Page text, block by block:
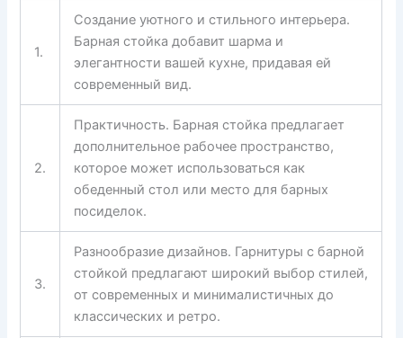
1.
Создание уютного и стильного интерьера.
Барная стойка добавит шарма и
элегантности вашей кухне, придавая ей
современный вид.
2.
Практичность. Барная стойка предлагает
дополнительное рабочее пространство,
которое может использоваться как
обеденный стол или место для барных
посиделок.
3.
Разнообразие дизайнов. Гарнитуры с барной
стойкой предлагают широкий выбор стилей,
от современных и минималистичных до
классических и ретро.